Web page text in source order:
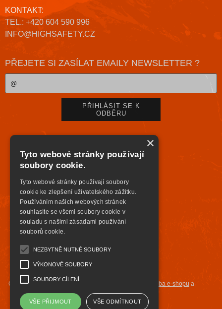
KONTAKT:
TEL.: +420 604 590 996
INFO@HIGHSAFETY.CZ
PŘEJETE SI ZASÍLAT EMAILY NEWSLETTER ?
Copyright © tvorba e-shopu a
×
Tyto webové stránky používají
soubory cookie.
Tyto webové stránky používají soubory
cookie ke zlepšení uživatelského zážitku.
Používáním našich webových stránek
souhlasíte se všemi soubory cookie v
souladu s našimi zásadami používání
souborů cookie.
NEZBYTNĚ NUTNÉ SOUBORY
VÝKONOVÉ SOUBORY
SOUBORY CÍLENÍ
VŠE PŘIJMOUT VŠE ODMÍTNOUT